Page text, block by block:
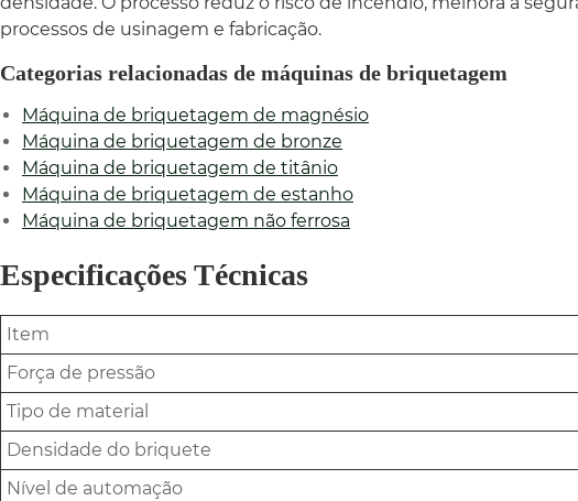
processos de usinagem e fabricação.
Categorias relacionadas de máquinas de briquetagem
Máquina de briquetagem de magnésio
Máquina de briquetagem de bronze
Máquina de briquetagem de titânio
Máquina de briquetagem de estanho
Máquina de briquetagem não ferrosa
Especificações Técnicas
Item
Força de pressão
Tipo de material
Densidade do briquete
Nível de automação